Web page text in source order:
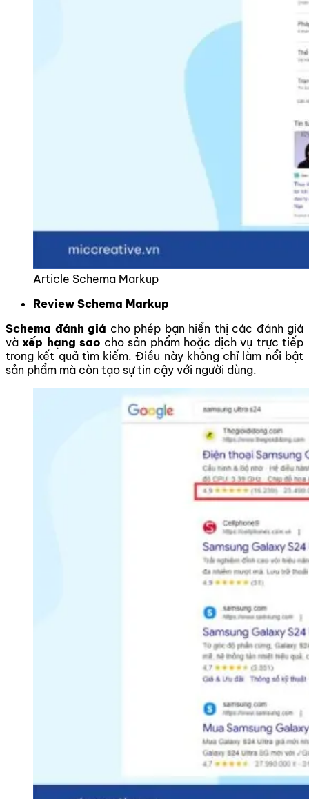
Article Schema Markup
Review Schema Markup
Schema đánh giá cho phép bạn hiển thị các đánh giá
vàxếp hạng sao cho sản phẩm hoặc dịch vụ trực tiếp
trong kết quả tìm kiếm. Điều này không chỉ làm nổi bật
sản phẩm mà còn tạo sự tin cậy với người dùng.